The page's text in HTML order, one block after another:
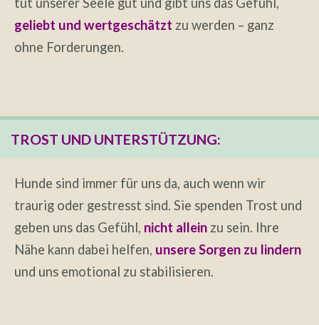
geliebt und wertgeschätzt zu werden – ganz
ohne Forderungen.
TROST UND UNTERSTÜTZUNG:
Hunde sind immer für uns da, auch wenn wir
traurig oder gestresst sind. Sie spenden Trost und
geben uns das Gefühl, nicht allein zu sein. Ihre
Nähe kann dabei helfen, unsere Sorgen zu lindern
und uns emotional zu stabilisieren.